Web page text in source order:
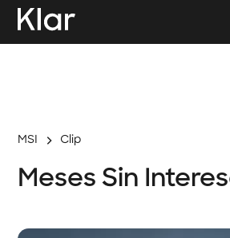
MSI Clip
Meses Sin